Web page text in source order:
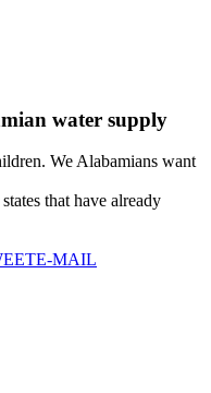
water supply
We Alabamians want
that have already
E-MAIL